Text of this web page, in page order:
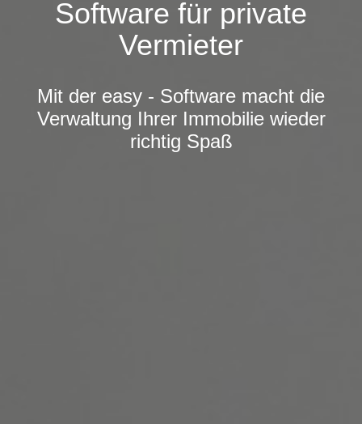
Software für private
Vermieter
Mit der easy - Software macht die
Verwaltung Ihrer Immobilie wieder
richtig Spaß